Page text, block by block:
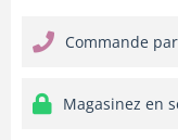
Commande
Magasinez en